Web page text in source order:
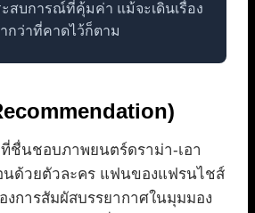
สบการณ์ที่คุ้มค่า แม้จะเดินเรื่อง
กว่าที่คาดไว้ก็ตาม
ชื่นชอบภาพยนตร์ดราม่า-เอา
นด้วยตัวละคร แฟนของแฟรนไชส์
งการสัมผัสบรรยากาศในมุมมอง